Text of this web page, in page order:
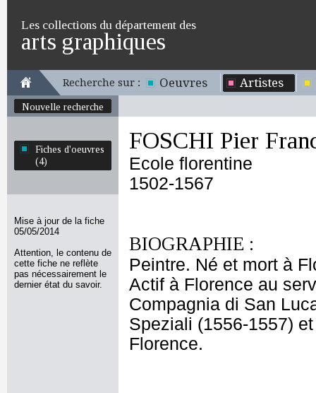
Les collections du département des
arts graphiques
Recherche sur : Oeuvres Artistes
Nouvelle recherche
Fiches d'oeuvres
(4)
Mise à jour de la fiche
05/05/2014
Attention, le contenu de
cette fiche ne reflète
pas nécessairement le
dernier état du savoir.
FOSCHI Pier
Ecole florentine
1502-1567
BIOGRAPHIE :
Peintre. Né et mort à
Actif à Florence au
Compagnia di San
Speziali (1556-1557)
Florence.